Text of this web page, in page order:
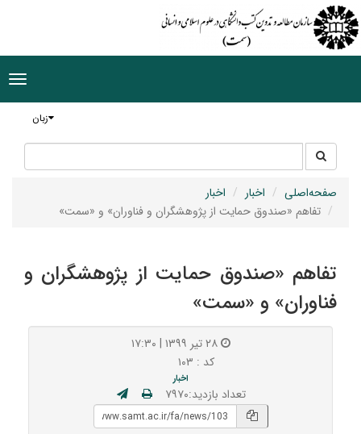
زبان
جستجو
در
سایت
صفحه‌اصلی اخبار
اخبار
تفاهم «صندوق حمایت از پژوهشگران و فناوران» و «سمت»
تفاهم «صندوق حمایت از پژوهشگران و
فناوران» و «سمت»
۲۸ تیر ۱۳۹۹ | ۱۷:۳۰
کد : ۱۰۳
اخبار
تعداد بازدید:۷۹۷۰